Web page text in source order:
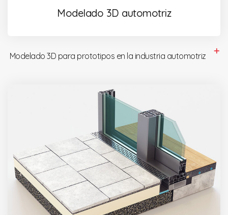
Modelado 3D automotriz
Modelado 3D para prototipos en la industria automotriz